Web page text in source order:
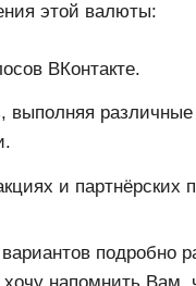
этой валюты:
ВКонтакте.
выполняя различные
и партнёрских
подробно